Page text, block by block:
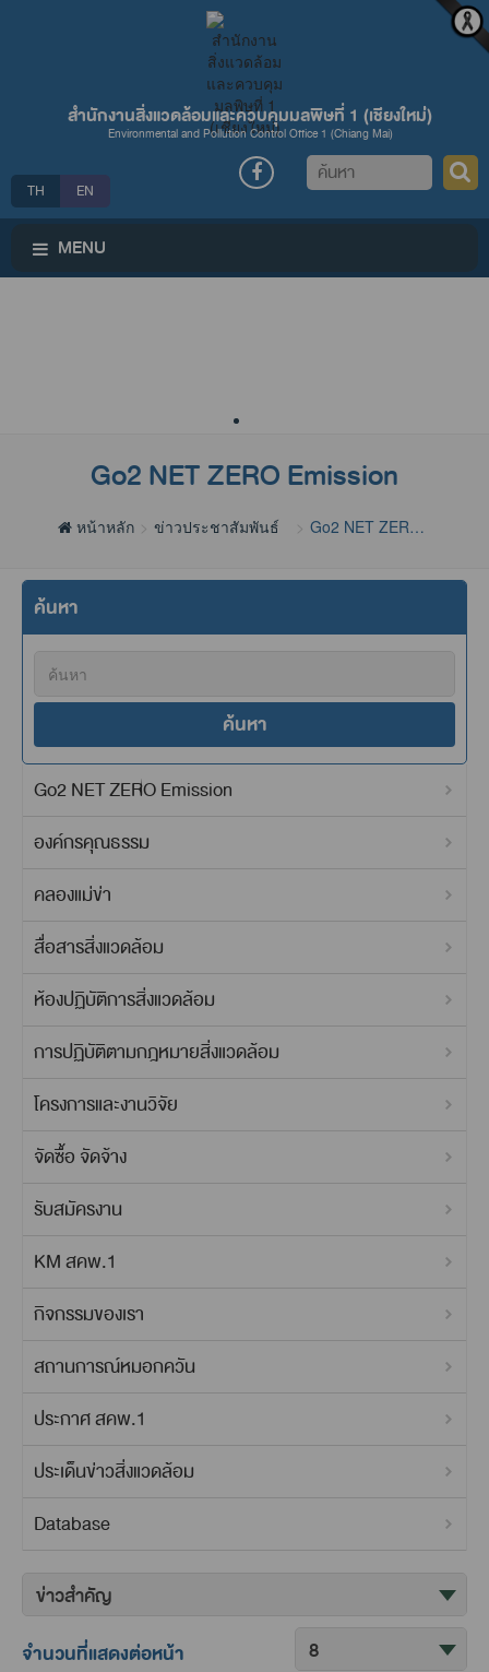
สำนักงานสิ่งแวดล้อมและควบคุมมลพิษที่ 1 (เชียงใหม่่)
Environmental and Pollution Control Office 1 (Chiang Mai)
TH EN
ค้นหา
MENU
Go2 NET ZERO Emission
หน้าหลัก ข่าวประชาสัมพันธ์
Go2 NET ZERO
ค้นหา
ค้นหา
Go2 NET ZERO Emission
องค์กรคุณธรรม
คลองแม่ข่า
สื่อสารสิ่งแวดล้อม
ห้องปฏิบัติการสิ่งแวดล้อม
การปฏิบัติตามกฎหมายสิ่งแวดล้อม
โครงการและงานวิจัย
จัดซื้อ จัดจ้าง
รับสมัครงาน
KM สคพ.1
กิจกรรมของเรา
สถานการณ์หมอกควัน
ประกาศ สคพ.1
ประเด็นข่าวสิ่งแวดล้อม
Database
จัด
เรียง
จำนวนที่แสดงต่อหน้า